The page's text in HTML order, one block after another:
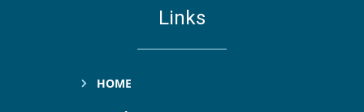
Links
HOME